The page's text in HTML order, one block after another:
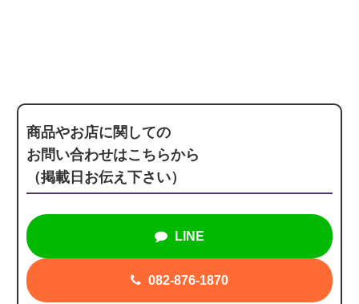
商品やお店に関しての
お問い合わせはこちらから
（掲載日お伝え下さい）
LINE
082-876-1870